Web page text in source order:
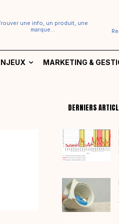
une info, un produit, une
marque...
MARKETING &
DERNIERS